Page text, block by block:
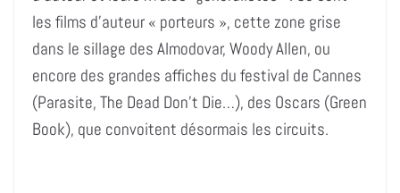
les films d’auteur « porteurs », cette zone grise
dans le sillage des Almodovar, Woody Allen, ou
encore des grandes affiches du festival de Cannes
(Parasite, The Dead Don’t Die…), des Oscars (Green
Book), que convoitent désormais les circuits.